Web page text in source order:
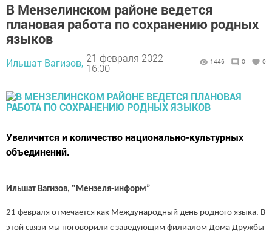
В Мензелинском районе ведется
плановая работа по сохранению родных
языков
Ильшат Вагизов, 21 февраля 2022 -
16:00
1446 0 0
Увеличится и количество национально-культурных
объединений.
Ильшат Вагизов, "Мензеля-информ”
21 февраля отмечается как Международный день родного языка. В
этой связи мы поговорили с заведующим филиалом Дома Дружбы